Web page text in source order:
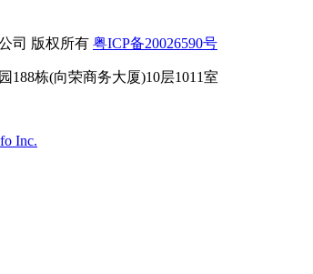
司 版权所有 粤ICP备20026590号
188栋(向荣商务大厦)10层1011室
Inc.